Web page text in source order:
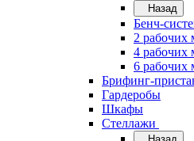
Назад
Бенч-
2 рабочих
4 рабочих
6 рабочих
Брифинг-
Гардеробы
Шкафы
Стеллажи